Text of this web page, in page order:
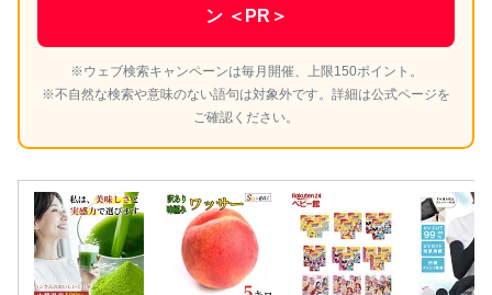
ン ＜PR＞
※ウェブ検索キャンペーンは毎月開催、上限150ポイント。
※不自然な検索や意味のない語句は対象外です。詳細は公式ページを
ご確認ください。